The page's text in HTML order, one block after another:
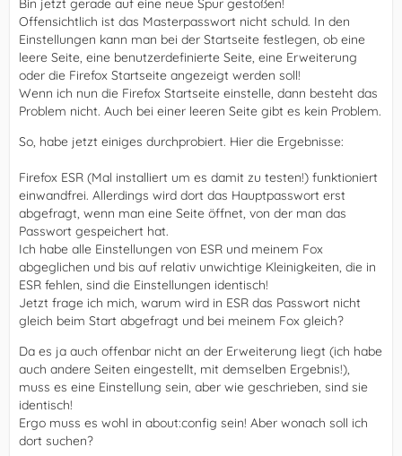
Bin jetzt gerade auf eine neue Spur gestoßen!
Offensichtlich ist das Masterpasswort nicht schuld. In den
Einstellungen kann man bei der Startseite festlegen, ob eine
leere Seite, eine benutzerdefinierte Seite, eine Erweiterung
oder die Firefox Startseite angezeigt werden soll!
Wenn ich nun die Firefox Startseite einstelle, dann besteht das
Problem nicht. Auch bei einer leeren Seite gibt es kein Problem.
So, habe jetzt einiges durchprobiert. Hier die Ergebnisse:
Firefox ESR (Mal installiert um es damit zu testen!) funktioniert
einwandfrei. Allerdings wird dort das Hauptpasswort erst
abgefragt, wenn man eine Seite öffnet, von der man das
Passwort gespeichert hat.
Ich habe alle Einstellungen von ESR und meinem Fox
abgeglichen und bis auf relativ unwichtige Kleinigkeiten, die in
ESR fehlen, sind die Einstellungen identisch!
Jetzt frage ich mich, warum wird in ESR das Passwort nicht
gleich beim Start abgefragt und bei meinem Fox gleich?
Da es ja auch offenbar nicht an der Erweiterung liegt (ich habe
auch andere Seiten eingestellt, mit demselben Ergebnis!),
muss es eine Einstellung sein, aber wie geschrieben, sind sie
identisch!
Ergo muss es wohl in about:config sein! Aber wonach soll ich
dort suchen?